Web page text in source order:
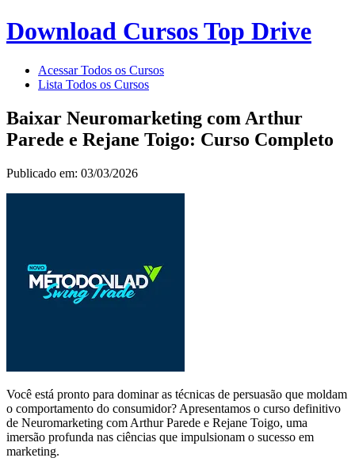
Download Cursos Top Drive
Acessar Todos os Cursos
Lista Todos os Cursos
Baixar Neuromarketing com Arthur
Parede e Rejane Toigo: Curso Completo
Publicado em: 03/03/2026
Você está pronto para dominar as técnicas de persuasão que moldam
o comportamento do consumidor? Apresentamos o curso definitivo
de Neuromarketing com Arthur Parede e Rejane Toigo, uma
imersão profunda nas ciências que impulsionam o sucesso em
marketing.